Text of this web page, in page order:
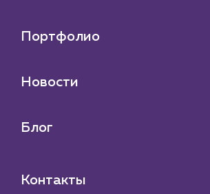
Портфолио
Новости
Блог
Контакты